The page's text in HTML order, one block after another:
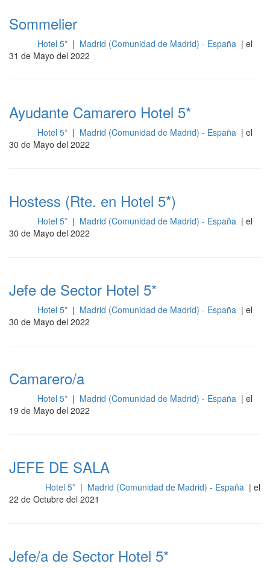
Sommelier
Hotel 5* | Madrid (Comunidad de Madrid) - España | el
31 de Mayo del 2022
Ayudante Camarero Hotel 5*
Hotel 5* | Madrid (Comunidad de Madrid) - España | el
30 de Mayo del 2022
Hostess (Rte. en Hotel 5*)
Hotel 5* | Madrid (Comunidad de Madrid) - España | el
30 de Mayo del 2022
Jefe de Sector Hotel 5*
Hotel 5* | Madrid (Comunidad de Madrid) - España | el
30 de Mayo del 2022
Camarero/a
Hotel 5* | Madrid (Comunidad de Madrid) - España | el
19 de Mayo del 2022
JEFE DE SALA
Hotel 5* | Madrid (Comunidad de Madrid) - España | el
22 de Octubre del 2021
Jefe/a de Sector Hotel 5*